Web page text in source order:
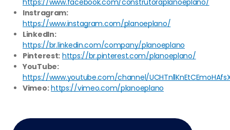
Instragram:
https://www.instagram.com/planoeplano/
LinkedIn:
https://br.linkedin.com/company/planoeplano
Pinterest: https://br.pinterest.com/planoeplano/
YouTube:
https://www.youtube.com/channel/
Vimeo:https://vimeo.com/planoeplano